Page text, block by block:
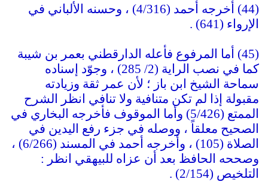
(44) أخرجه أحمد (4/316) ، وحسنه الألباني في
الإرواء (641) .
(45) أما المرفوع فأعله الدارقطني بعمر بن شيبة
كما في نصب الراية (2/ 285) ، وجوّد إسناده
سماحة الشيخ ابن باز ؛ لأن عمر ثقة وزيادته
مقبولة إذا لم تكن متنافية ولا تنافي انظر الشرح
الممتع (5/426) وأما الموقوف فأخرجه البخاري في
الصحيح معلقاً ، ووصله في جزء رفع اليدين في
الصلاة (105) ، وأخرجه أحمد في المسند (6/266) ،
وصححه الحافظ بعد أن عزاه للبيهقي انظر :
التلخيص (2/154) .